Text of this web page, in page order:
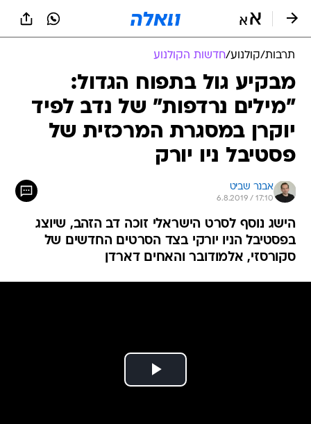
תרבות/קולנוע/חדשות הקולנוע
מבקיע גול בתפוח הגדול:
"מילים נרדפות" של נדב לפיד
יוקרן במסגרת המרכזית של
פסטיבל ניו יורק
אבנר שביט
6.8.2019 / 17:10
הישג נוסף לסרט הישראלי זוכה דב הזהב, שיוצג
בפסטיבל הניו יורקי בצד הסרטים החדשים של
סקורסזי, אלמודובר והאחים דארדן